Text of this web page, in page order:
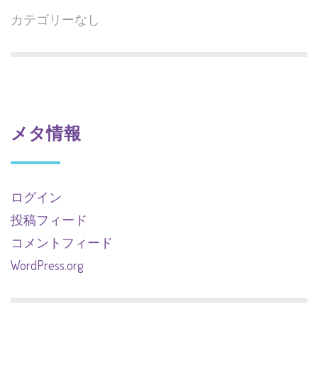
カテゴリーなし
メタ情報
ログイン
投稿フィード
コメントフィード
WordPress.org